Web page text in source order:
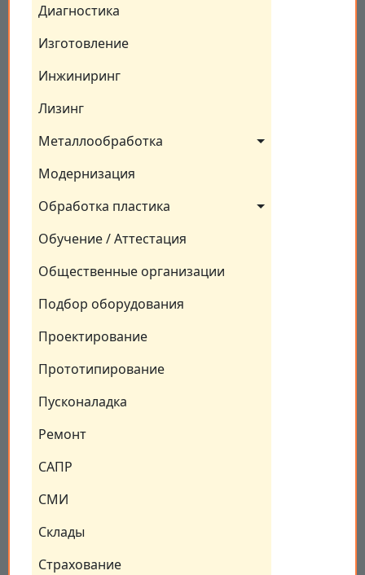
Диагностика
Изготовление
Инжиниринг
Лизинг
Металлообработка
Модернизация
Обработка пластика
Обучение / Аттестация
Общественные организации
Подбор оборудования
Проектирование
Прототипирование
Пусконаладка
Ремонт
САПР
СМИ
Склады
Страхование